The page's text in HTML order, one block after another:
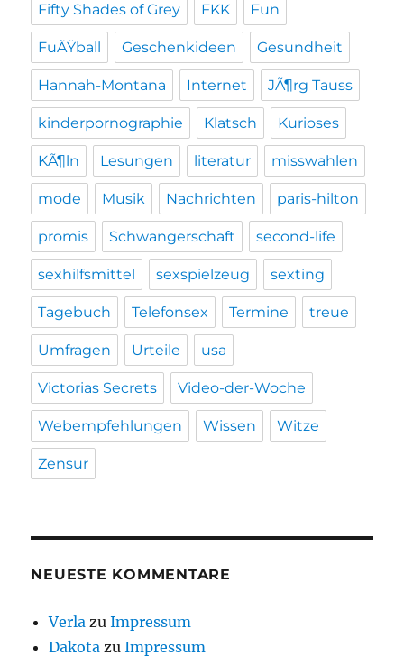
Fifty Shades of Grey FKK Fun
FuÃŸball Geschenkideen Gesundheit
Hannah-Montana Internet JÃ¶rg Tauss
kinderpornographie Klatsch Kurioses
KÃ¶ln Lesungen literatur misswahlen
mode Musik Nachrichten paris-hilton
promis Schwangerschaft second-life
sexhilfsmittel sexspielzeug sexting
Tagebuch Telefonsex Termine treue
Umfragen Urteile usa
Victorias Secrets Video-der-Woche
Webempfehlungen Wissen Witze
Zensur
NEUESTE KOMMENTARE
Verla zuImpressum
Dakota zuImpressum